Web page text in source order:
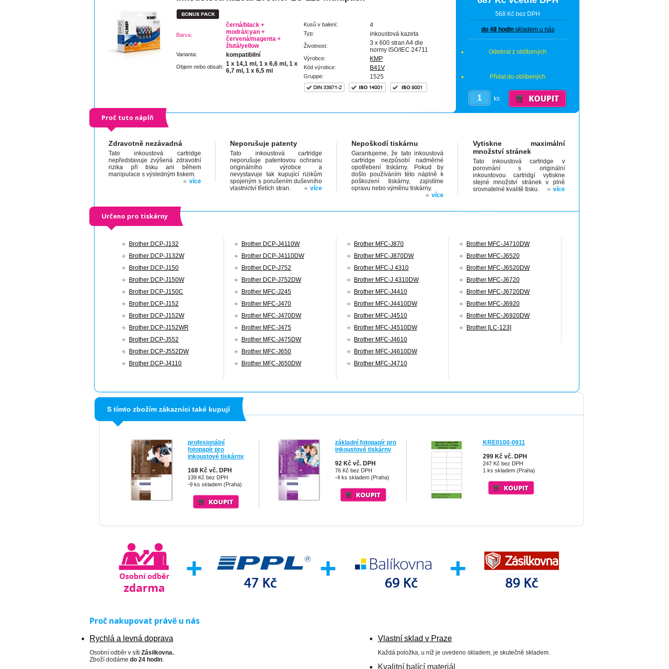
Barva:
černá/black +
modrá/cyan +
červená/magenta +
žlutá/yellow
Varianta: kompatibilní
Objem nebo obsah: 1 x 14,1 ml, 1 x 6,6 ml, 1 x
6,7 ml, 1 x 6,5 ml
Kusů v balení: 4
Typ: inkoustová kazeta
Životnost:
3 x 600 stran A4 dle
normy ISO/IEC 24711
Výrobce: KMP
Kód výrobce: B41V
Gruppe: 1525
568 Kč bez DPH
do 48 hodinskladem u nás
Odebrat z oblíbených
Přidat do oblíbených
ks
Proč tuto náplň
Zdravotně nezávadná
Tato inkoustová cartridge
nepředstavuje zvýšená zdravotní
rizika při tisku ani během
manipulace s výsledným tiskem.
více
Neporušuje patenty
Tato inkoustová cartridge
neporušuje patentovou ochranu
originálního výrobce a
nevystavuje tak kupující rizikům
spojeným s porušením duševního
vlastnictví třetích stran.
více
Nepoškodí tiskárnu
Garantujeme, že tato inkoustová
cartridge nezpůsobí nadměrné
opotřebení tiskárny. Pokud by
došlo používáním této náplně k
poškození tiskárny, zajistíme
opravu nebo výměnu tiskárny.
více
Vytiskne maximální
množství stránek
Tato inkoustová cartridge v
porovnání s originální
inkoustovou cartridgí vytiskne
stejné množství stránek v plně
srovnatelné kvalitě tisku.
více
Určeno pro tiskárny
Brother DCP-J132
Brother DCP-J132W
Brother DCP-J150
Brother DCP-J150W
Brother DCP-J150C
Brother DCP-J152
Brother DCP-J152W
Brother DCP-J152WR
Brother DCP-J552
Brother DCP-J552DW
Brother DCP-J4110
Brother DCP-J4110W
Brother DCP-J4110DW
Brother DCP-J752
Brother DCP-J752DW
Brother MFC-J245
Brother MFC-J470
Brother MFC-J470DW
Brother MFC-J475
Brother MFC-J475DW
Brother MFC-J650
Brother MFC-J650DW
Brother MFC-J870
Brother MFC-J870DW
Brother MFC-J 4310
Brother MFC-J 4310DW
Brother MFC-J4410
Brother MFC-J4410DW
Brother MFC-J4510
Brother MFC-J4510DW
Brother MFC-J4610
Brother MFC-J4610DW
Brother MFC-J4710
Brother MFC-J4710DW
Brother MFC-J6520
Brother MFC-J6520DW
Brother MFC-J6720
Brother MFC-J6720DW
Brother MFC-J6920
Brother MFC-J6920DW
Brother [LC-123]
S tímto zbožím zákazníci také kupují
profesionální
fotopapír pro
inkoustové tiskárny
168 Kč vč. DPH
139 Kč bez DPH
-9 ks skladem (Praha)
základní fotopapír pro
inkoustové tiskárny
92 Kč vč. DPH
76 Kč bez DPH
-4 ks skladem (Praha)
KRE0100-0911
299 Kč vč. DPH
247 Kč bez DPH
1 ks skladem (Praha)
Proč nakupovat právě u nás
Rychlá a levná doprava
Osobní odběr v síti Zásilkovna..
Zboží dodáme do 24 hodin.
Vlastní sklad v Praze
Každá položka, u níž je uvedeno skladem, je skutečně skladem.
Kvalitní balící materiál